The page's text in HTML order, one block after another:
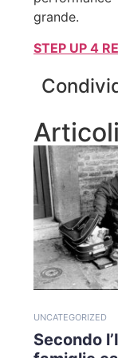
grande.
STEP UP 4
UNCATEGORIZED
Secondo